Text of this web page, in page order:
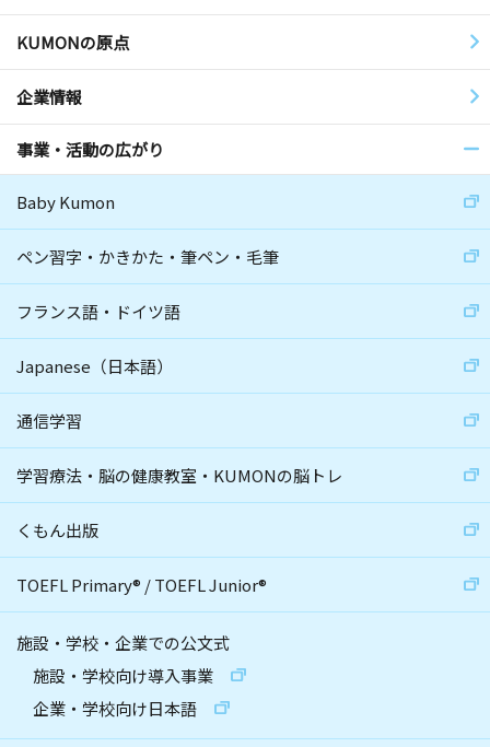
KUMONの原点
企業情報
事業・活動の広がり
Baby Kumon
ペン習字・かきかた・筆ペン・毛筆
フランス語・ドイツ語
Japanese（日本語）
通信学習
学習療法・脳の健康教室・KUMONの脳トレ
くもん出版
TOEFL Primary® /TOEFL Junior®
施設・学校・企業での公文式
施設・学校向け導入事業
企業・学校向け日本語